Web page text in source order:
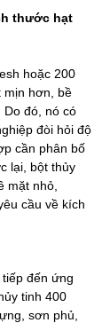
thước hạt
hoặc 200
mịn hơn, bề
đó, nó có
đòi hỏi độ
cần phân bố
lại, bột thủy
mặt nhỏ,
cầu về kích
đến ứng
tinh 400
sơn phủ,